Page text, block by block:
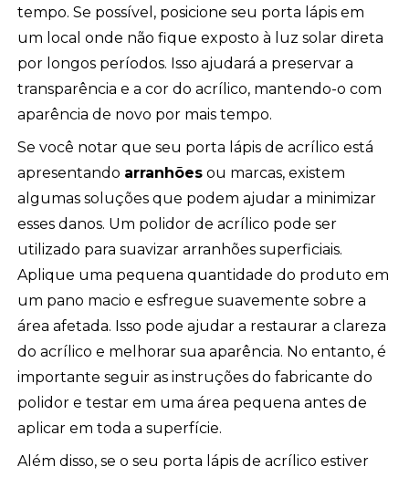
tempo. Se possível, posicione seu porta lápis em
um local onde não fique exposto à luz solar direta
por longos períodos. Isso ajudará a preservar a
transparência e a cor do acrílico, mantendo-o com
aparência de novo por mais tempo.
Se você notar que seu porta lápis de acrílico está
apresentando arranhões ou marcas, existem
algumas soluções que podem ajudar a minimizar
esses danos. Um polidor de acrílico pode ser
utilizado para suavizar arranhões superficiais.
Aplique uma pequena quantidade do produto em
um pano macio e esfregue suavemente sobre a
área afetada. Isso pode ajudar a restaurar a clareza
do acrílico e melhorar sua aparência. No entanto, é
importante seguir as instruções do fabricante do
polidor e testar em uma área pequena antes de
aplicar em toda a superfície.
Além disso, se o seu porta lápis de acrílico estiver